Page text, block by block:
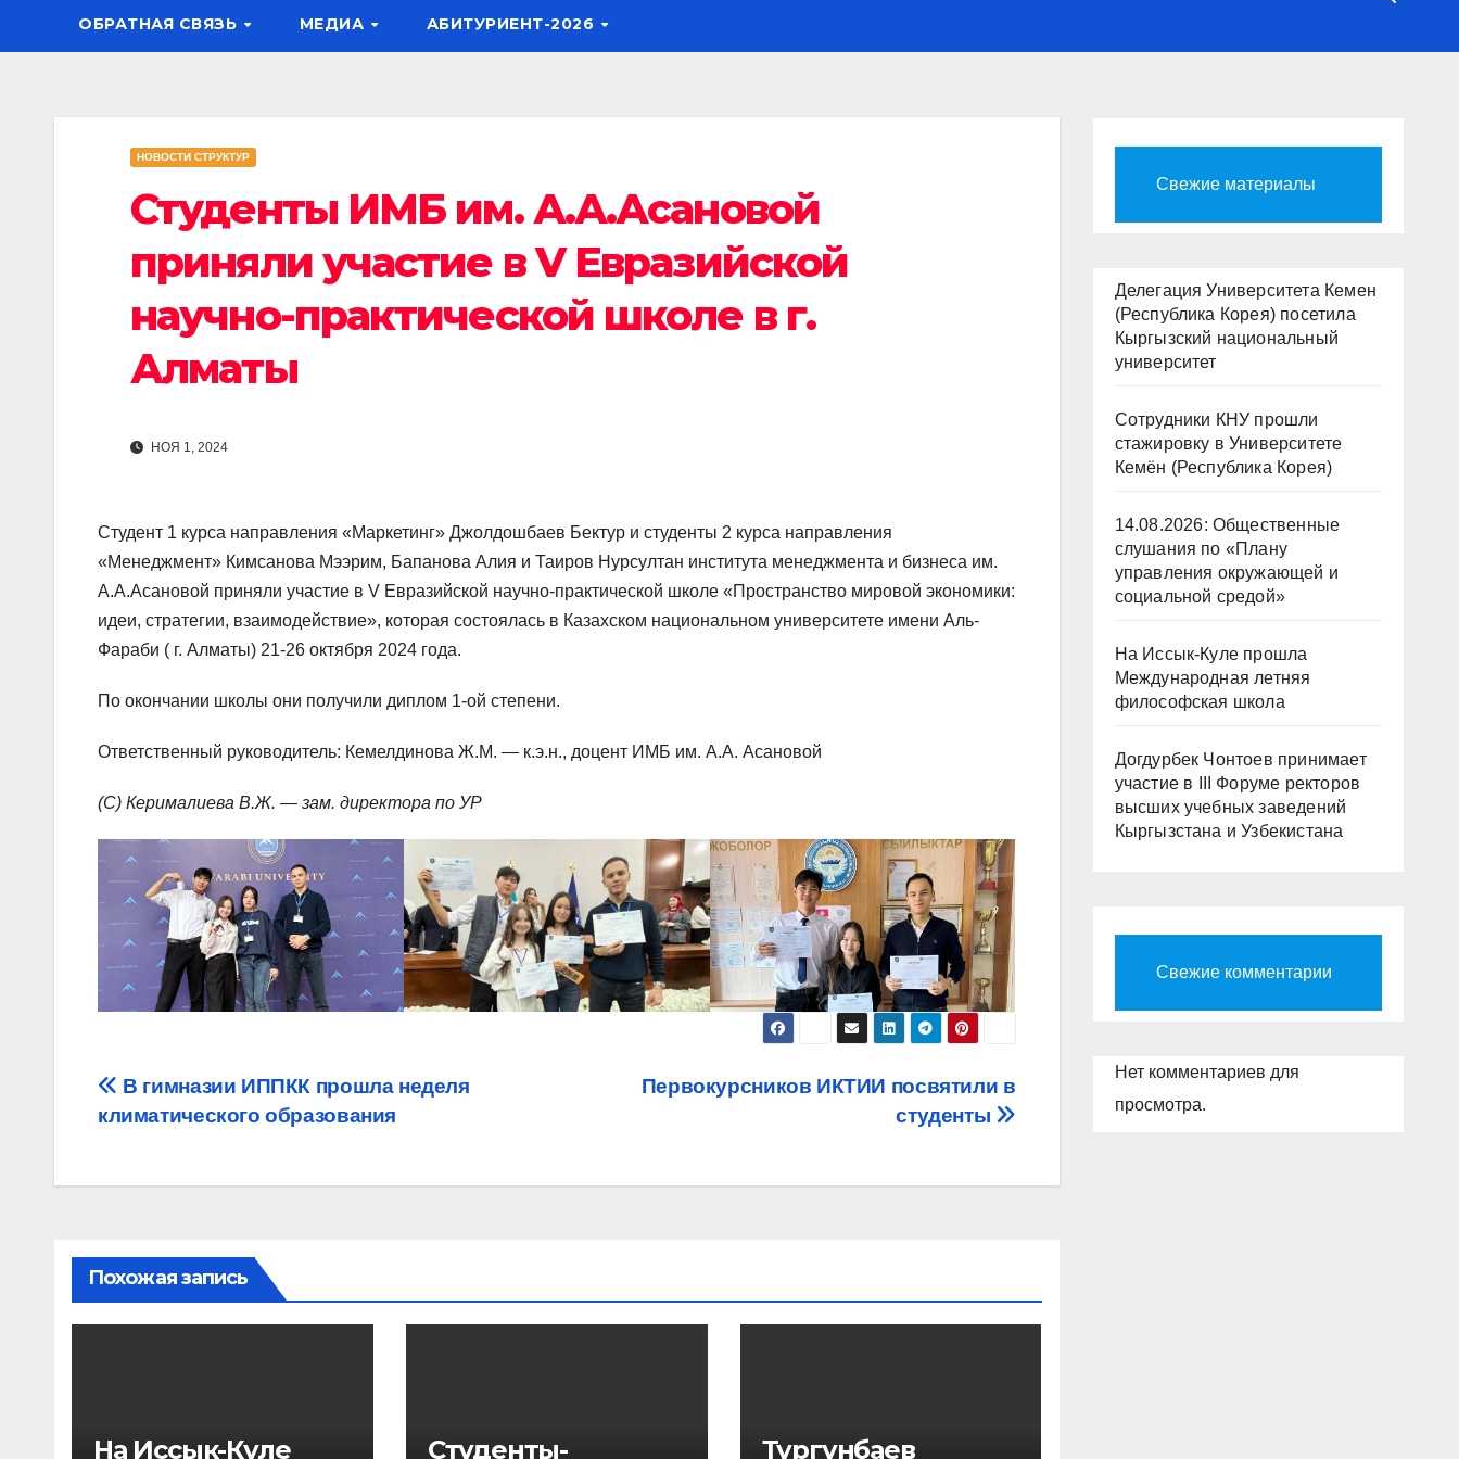
ОБРАТНАЯ СВЯЗЬ МЕДИА АБИТУРИЕНТ-2026
НОВОСТИ СТРУКТУР
Студенты ИМБ им. А.А.Асановой
приняли участие в V Евразийской
научно-практической школе в г.
Алматы
НОЯ 1, 2024
Студент 1 курса направления «Маркетинг» Джолдошбаев Бектур и студенты 2 курса направления
«Менеджмент» Кимсанова Мээрим, Бапанова Алия и Таиров Нурсултан института менеджмента и бизнеса им.
А.А.Асановой приняли участие в V Евразийской научно-практической школе «Пространство мировой экономики:
идеи, стратегии, взаимодействие», которая состоялась в Казахском национальном университете имени Аль-
Фараби ( г. Алматы) 21-26 октября 2024 года.
По окончании школы они получили диплом 1-ой степени.
Ответственный руководитель: Кемелдинова Ж.М. — к.э.н., доцент ИМБ им. А.А. Асановой
(С) Керималиева В.Ж. — зам. директора по УР
Навигация
записям
Первокурсников ИКТИИ посвятили в
студенты
В гимназии ИППКК прошла неделя
климатического образования
Похожая запись
На Иссык-Куле
Студенты-
Тургунбаев
Свежие материалы
Делегация Университета Кемен
(Республика Корея) посетила
Кыргызский национальный
университет
Сотрудники КНУ прошли
стажировку в Университете
Кемён (Республика Корея)
14.08.2026: Общественные
слушания по «Плану
управления окружающей и
социальной средой»
На Иссык-Куле прошла
Международная летняя
философская школа
Догдурбек Чонтоев принимает
участие в III Форуме ректоров
высших учебных заведений
Кыргызстана и Узбекистана
Свежие комментарии
Нет комментариев для
просмотра.